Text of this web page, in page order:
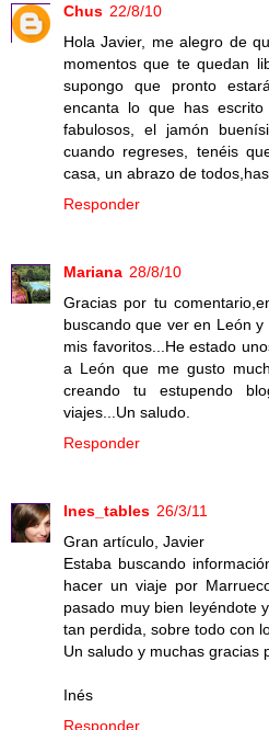
Chus 22/8/10
Hola Javier, me alegro de
momentos que te quedan
supongo que pronto
encanta lo que has
fabulosos, el jamón
cuando regreses, tenéis
casa, un abrazo de
Responder
Mariana 28/8/10
Gracias por tu
buscando que ver en León
mis favoritos...He estado
a León que me gusto
creando tu estupendo
viajes...Un saludo.
Responder
Ines_tables 26/3/11
Gran artículo, Javier
Estaba buscando
hacer un viaje por
pasado muy bien leyéndote
tan perdida, sobre todo con
Un saludo y muchas gracias
Inés
Responder